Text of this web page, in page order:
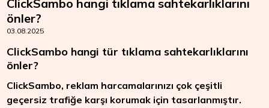
ClickSambo hangi tıklama sahtekarlıklarını
önler?
03.08.2025
ClickSambo hangi tür tıklama sahtekarlıklarını
önler?
ClickSambo, reklam harcamalarınızı çok çeşitli
geçersiz trafiğe karşı korumak için tasarlanmıştır.